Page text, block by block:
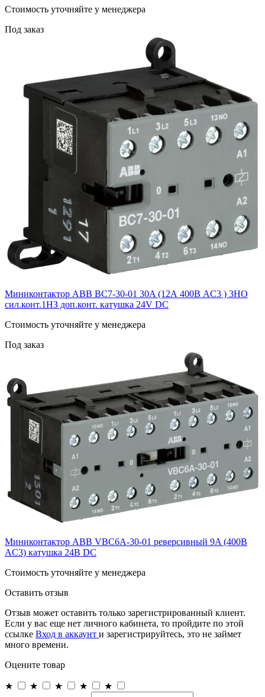
Cтоимость уточняйте у менеджера
Под заказ
Миниконтактор ABB ВC7-30-01 30A (12А 400В AC3 ) 3НО
сил.конт.1НЗ доп.конт. катушка 24V DС
Cтоимость уточняйте у менеджера
Под заказ
Миниконтактор ABB VBC6A-30-01 реверсивный 9A (400В
AC3) катушка 24B DC
Cтоимость уточняйте у менеджера
Оставить отзыв
Отзыв может оставить только зарегистрированный клиент.
Если у вас еще нет личного кабинета, то пройдите по этой
ссылке Вход в аккаунт и зарегистрируйтесь, это не займет
много времени.
Оцените товар
★ ★ ★ ★ ★